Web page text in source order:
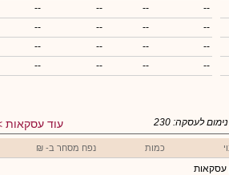
--
--
--
--
--
--
--
--
--
--
--
--
--
--
--
--
עוד עסקאות לעסקה: 230
כמות נפח מסחר ב- ₪
עסקאות